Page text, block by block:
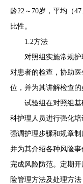
龄22～70岁，平均（
比性。
1.2方法
对照组实施常规
对患者的检查，协助
位，并为其讲解检查的
试验组在对照组
科护理人员进行强化
强调护理步骤和规章
并为其介绍各种风险
完成风险防范。定期
险管理方法及处理方